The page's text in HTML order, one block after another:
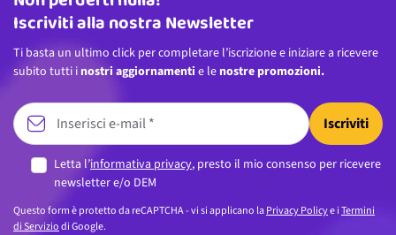
Iscriviti alla nostra Newsletter
Ti basta un ultimo click per completare l’iscrizione e iniziare a ricevere
subito tutti i nostri aggiornamenti e le nostre promozioni.
Iscriviti
Letta l’informativa privacy, presto il mio consenso per ricevere
newsletter e/o DEM
Questo form è protetto da reCAPTCHA - vi si applicano laPrivacy Policye iTermini
di Serviziodi Google.